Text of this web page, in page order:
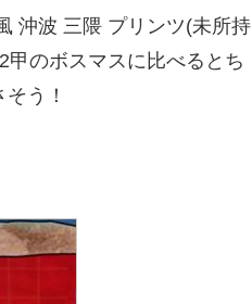
沖波 三隈 プリンツ(未所持
のボスマスに比べるとち
う！